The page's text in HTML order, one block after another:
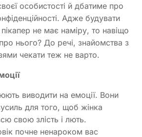
особистості й дбатиме про
Адже будувати
не має наміру, то навіщо
нього? До речі, знайомства з
чекати теж не варто.
виводити на емоції. Вони
для того, щоб жінка
свою злість і лють.
почне ненароком вас